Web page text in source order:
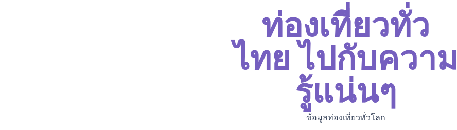
ท่องเที่ยวทั่ว
ไทย ไปกับความ
รู้แน่นๆ
ข้อมูลท่องเที่ยวทั่วโลก